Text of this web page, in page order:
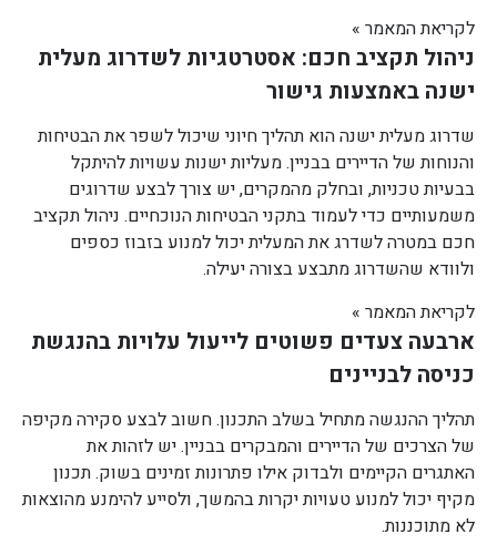
לקריאת המאמר »
ניהול תקציב חכם: אסטרטגיות לשדרוג מעלית
ישנה באמצעות גישור
שדרוג מעלית ישנה הוא תהליך חיוני שיכול לשפר את הבטיחות
והנוחות של הדיירים בבניין. מעליות ישנות עשויות להיתקל
בבעיות טכניות, ובחלק מהמקרים, יש צורך לבצע שדרוגים
משמעותיים כדי לעמוד בתקני הבטיחות הנוכחיים. ניהול תקציב
חכם במטרה לשדרג את המעלית יכול למנוע בזבוז כספים
ולוודא שהשדרוג מתבצע בצורה יעילה.
לקריאת המאמר »
ארבעה צעדים פשוטים לייעול עלויות בהנגשת
כניסה לבניינים
תהליך ההנגשה מתחיל בשלב התכנון. חשוב לבצע סקירה מקיפה
של הצרכים של הדיירים והמבקרים בבניין. יש לזהות את
האתגרים הקיימים ולבדוק אילו פתרונות זמינים בשוק. תכנון
מקיף יכול למנוע טעויות יקרות בהמשך, ולסייע להימנע מהוצאות
לא מתוכננות.